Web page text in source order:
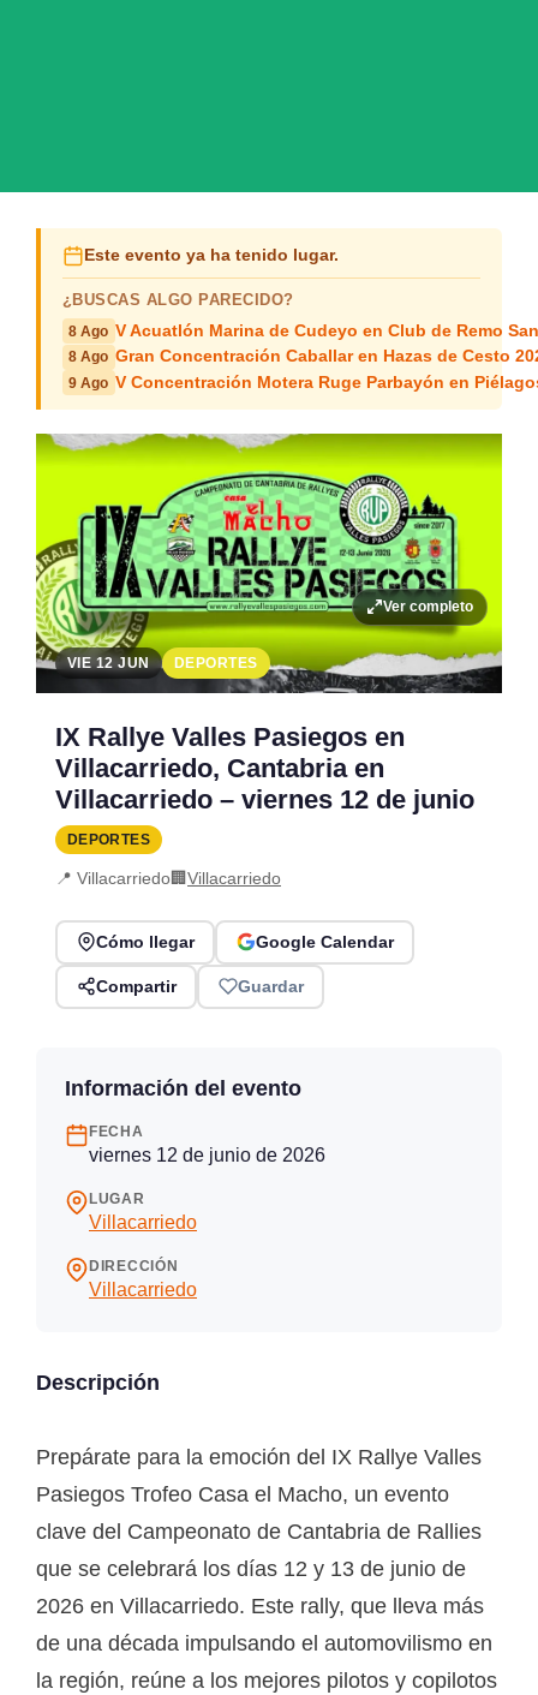
Este evento ya ha tenido lugar.
¿BUSCAS ALGO PARECIDO?
8 Ago V Acuatlón Marina de Cudeyo en Club de Remo
8 Ago Gran Concentración Caballar en Hazas de Cesto
9 Ago V Concentración Motera Ruge Parbayón en
Ver completo
VIE 12 JUN DEPORTES
IX Rallye Valles Pasiegos en
Villacarriedo, Cantabria en
Villacarriedo – viernes 12 de junio
DEPORTES
📍 Villacarriedo🏢Villacarriedo
Cómo llegar Google Calendar
Compartir Guardar
Información del evento
FECHA
viernes 12 de junio de 2026
LUGAR
Villacarriedo
DIRECCIÓN
Villacarriedo
Descripción
Prepárate para la emoción del IX Rallye Valles
Pasiegos Trofeo Casa el Macho, un evento
clave del Campeonato de Cantabria de Rallies
que se celebrará los días 12 y 13 de junio de
2026 en Villacarriedo. Este rally, que lleva más
de una década impulsando el automovilismo en
la región, reúne a los mejores pilotos y copilotos